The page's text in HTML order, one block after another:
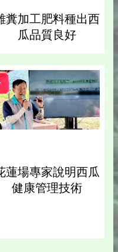
糞加工肥料種出西
瓜品質良好
蓮場專家說明西瓜
健康管理技術